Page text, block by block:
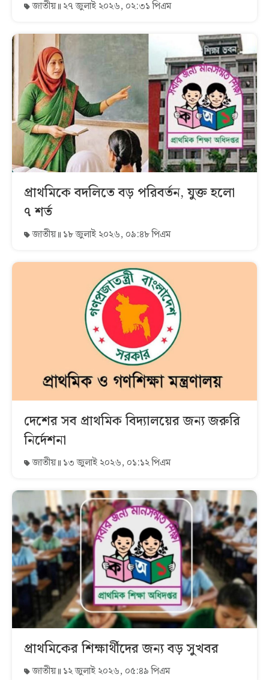
জাতীয় ২৭ জুলাই ২০২৬, ০২:৩১ পিএম
প্রাথমিকে বদলিতে বড় পরিবর্তন, যুক্ত হলো
৭ শর্ত
জাতীয় ১৮ জুলাই ২০২৬, ০৯:৪৮ পিএম
দেশের সব প্রাথমিক বিদ্যালয়ের জন্য জরুরি
নির্দেশনা
জাতীয় ১৩ জুলাই ২০২৬, ০১:১২ পিএম
প্রাথমিকের শিক্ষার্থীদের জন্য বড় সুখবর
জাতীয় ১২ জুলাই ২০২৬, ০৫:৪৯ পিএম